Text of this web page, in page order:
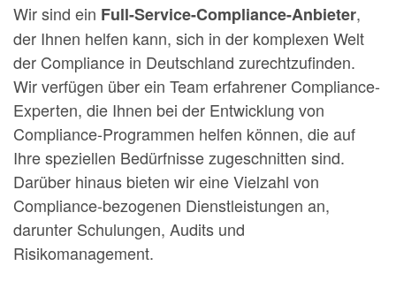
Wir sind ein Full-Service-Compliance-Anbieter,
der Ihnen helfen kann, sich in der komplexen Welt
der Compliance in Deutschland zurechtzufinden.
Wir verfügen über ein Team erfahrener Compliance-
Experten, die Ihnen bei der Entwicklung von
Compliance-Programmen helfen können, die auf
Ihre speziellen Bedürfnisse zugeschnitten sind.
Darüber hinaus bieten wir eine Vielzahl von
Compliance-bezogenen Dienstleistungen an,
darunter Schulungen, Audits und
Risikomanagement.